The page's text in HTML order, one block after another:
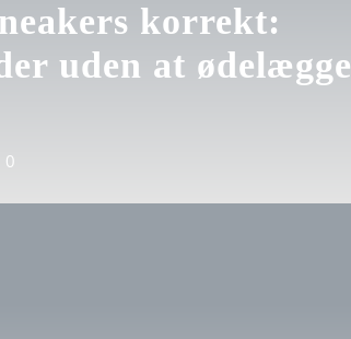
korrekt:
uden at ødelægge
0